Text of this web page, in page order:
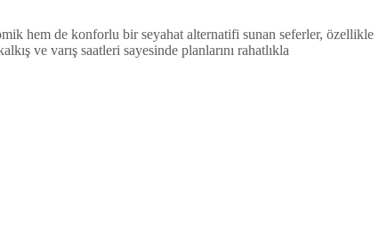
hem de konforlu bir seyahat alternatifi sunan seferler, özellikle
ve varış saatleri sayesinde planlarını rahatlıkla